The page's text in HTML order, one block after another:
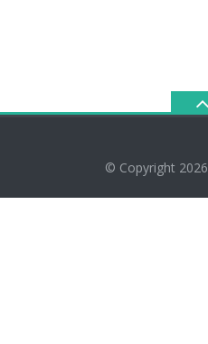
© Copyright 2026